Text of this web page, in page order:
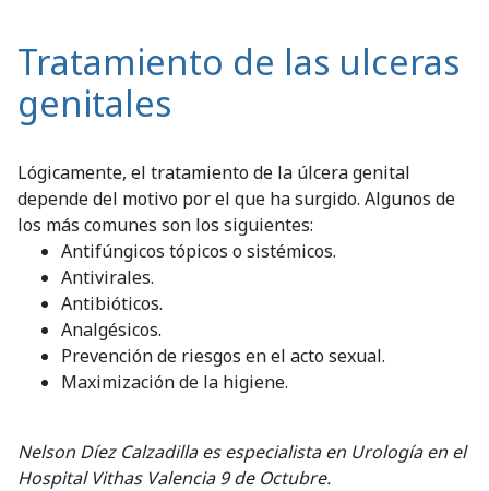
Tratamiento de las ulceras
genitales
Lógicamente, el tratamiento de la úlcera genital
depende del motivo por el que ha surgido. Algunos de
los más comunes son los siguientes:
Antifúngicos tópicos o sistémicos.
Antivirales.
Antibióticos.
Analgésicos.
Prevención de riesgos en el acto sexual.
Maximización de la higiene.
Nelson Díez Calzadilla es especialista en Urología en el
Hospital Vithas Valencia 9 de Octubre.